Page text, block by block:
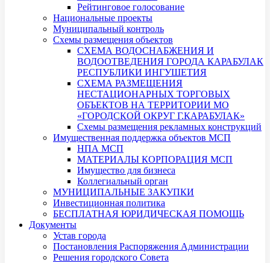
Рейтинговое голосование
Национальные проекты
Муниципальный контроль
Схемы размещения объектов
СХЕМА ВОДОСНАБЖЕНИЯ И
ВОДООТВЕДЕНИЯ ГОРОДА КАРАБУЛАК
РЕСПУБЛИКИ ИНГУШЕТИЯ
СХЕМА РАЗМЕЩЕНИЯ
НЕСТАЦИОНАРНЫХ ТОРГОВЫХ
ОБЪЕКТОВ НА ТЕРРИТОРИИ МО
«ГОРОДСКОЙ ОКРУГ Г.КАРАБУЛАК»
Схемы размещения рекламных конструкций
Имущественная поддержка объектов МСП
НПА МСП
МАТЕРИАЛЫ КОРПОРАЦИЯ МСП
Имущество для бизнеса
Коллегиальный орган
МУНИЦИПАЛЬНЫЕ ЗАКУПКИ
Инвестиционная политика
БЕСПЛАТНАЯ ЮРИДИЧЕСКАЯ ПОМОЩЬ
Документы
Устав города
Постановления Распоряжения Администрации
Решения городского Совета